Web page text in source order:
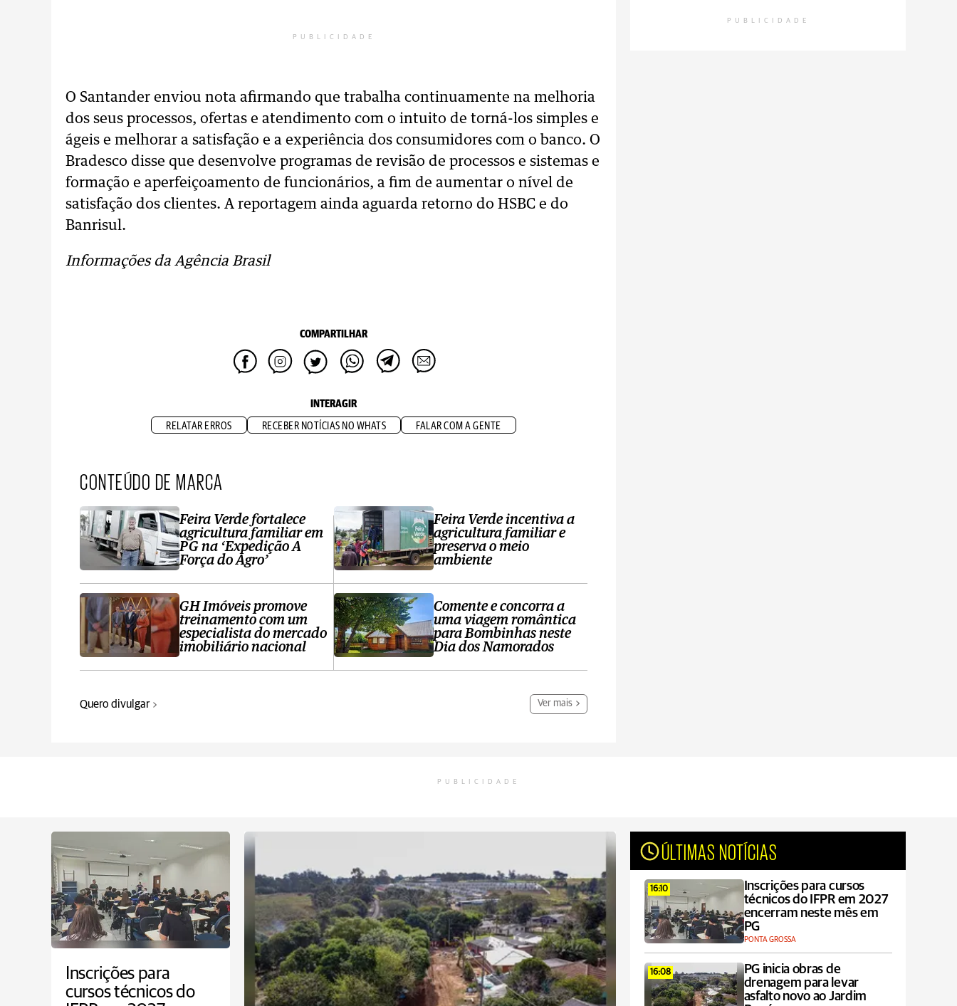
PUBLICIDADE
O Santander enviou nota afirmando que trabalha continuamente na melhoria
dos seus processos, ofertas e atendimento com o intuito de torná-los simples e
ágeis e melhorar a satisfação e a experiência dos consumidores com o banco. O
Bradesco disse que desenvolve programas de revisão de processos e sistemas e
formação e aperfeiçoamento de funcionários, a fim de aumentar o nível de
satisfação dos clientes. A reportagem ainda aguarda retorno do HSBC e do
Banrisul.
Informações da Agência Brasil
COMPARTILHAR
INTERAGIR
RELATAR ERROS RECEBER NOTÍCIAS NO WHATS FALAR COM A GENTE
CONTEÚDO DE MARCA
Feira Verde fortalece
agricultura familiar em
PG na ‘Expedição A
Força do Agro’
GH Imóveis promove
treinamento com um
especialista do mercado
imobiliário nacional
Feira Verde incentiva a
agricultura familiar e
preserva o meio
ambiente
Comente e concorra a
uma viagem romântica
para Bombinhas neste
Dia dos Namorados
Quero divulgar Ver mais
PUBLICIDADE
PUBLICIDADE
Inscrições para
cursos técnicos do
ÚLTIMAS NOTÍCIAS
16:10
Inscrições para cursos
técnicos do IFPR em 2027
encerram neste mês em
PG
PONTA GROSSA
16:08
PG inicia obras de
drenagem para levar
asfalto novo ao Jardim